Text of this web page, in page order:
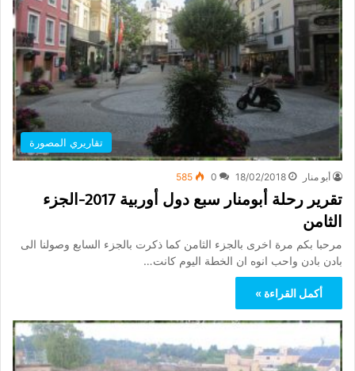
تقاريري المصورة
أبو منار 18/02/2018
0
585
تقرير رحلة أبومنار سبع دول أوربية 2017-الجزء
الثامن
مرحبا بكم مرة اخرى بالجزء الثامن كما ذكرت بالجزء السابع وصولنا الى
بادن بادن واحب انوه ان الخطة اليوم كانت…
أكمل القراءة »